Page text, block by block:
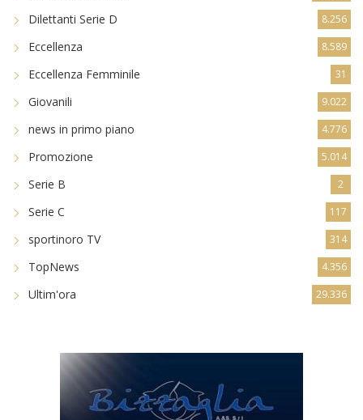
Dilettanti Serie D 8.256
Eccellenza 8.589
Eccellenza Femminile 31
Giovanili 9.022
news in primo piano 4.776
Promozione 5.014
Serie B 2
Serie C 117
sportinoro TV 314
TopNews 4.356
Ultim'ora 29.336